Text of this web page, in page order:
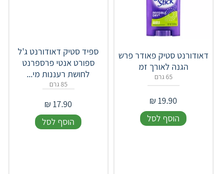
דאודורנט סטיק פאודר פרש
הגנה לאורך זמ
65 גרם
19.90
₪
הוסף לסל
ספיד סטיק דאודורנט ג'ל
ספורט אנטי פרספרנט
לחושת רעננות מי...
85 גרם
17.90
₪
הוסף לסל